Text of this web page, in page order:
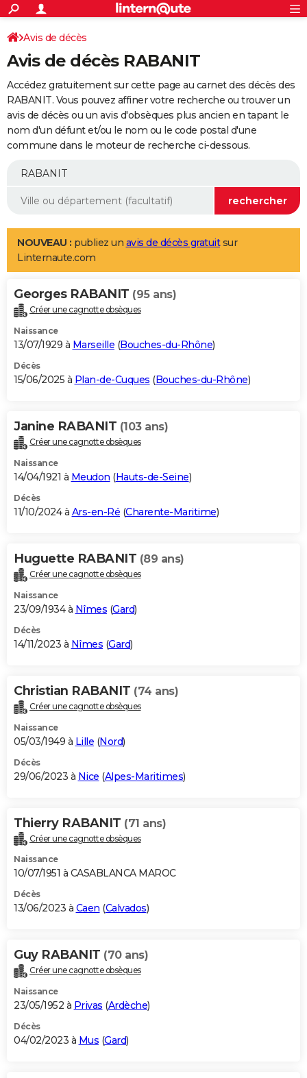
ACTUALITÉS
Politique
Société
Faits Divers
Education
Monde
Villes
+
SPORT
Coupe du monde 2026
Football
Tennis
Cyclisme
Rugby
Forum
Programme TV
TNT
Streaming
Cinéma
Sorties cinéma
Musique
+
FINANCE
Retraite
Epargne
Immobilier
Risques naturels par ville
Banque
Assurance
AUTO
Essais
Réserver un essai
Citadines
Berlines
SUV
Forum auto
+
Mobiles
Meilleur smartphone
Internet
Ordinateurs
Jeux vidéo
Guide high-tech
Aménagement intérieur
LIFESTYLE
Art de vivre
Bien-être
Loisirs
Mode
Modes de vie
Alimentation
Guide de la santé
Maladies
Médicaments
Sommeil
VOYAGE
Destinations
City break
Voyage nature
Voyage de noces
Forum
Climat
+PHOTO
GUIDES D'ACHAT
BONS PLANS
Carte de Noël
Carte Bonne année
Carte Saint-Valentin
Carte Pâques
Carte d'anniversaire
DICTIONNAIRE
Dictionnaire
Biographies
Citations
Expressions
Proverbes
PROGRAMME TV
S'inscrire
Se connecter
Lycées
Collèges
Primaires
Universités
Entreprises
Service militaire
Avis de recherche
AVIS DE DÉCÈS
Bricolage
Lifestyle
Culture
Sport
Auto
Television
Voyage
Cinema
Avis de décès
Avis de décès RABANIT
Accédez gratuitement sur cette page au carnet des décès des
RABANIT. Vous pouvez affiner votre recherche ou trouver un
avis de décès ou un avis d'obsèques plus ancien en tapant le
nom d'un défunt et/ou le nom ou le code postal d'une
commune dans le moteur de recherche ci-dessous.
NOUVEAU : publiez un avis de décès gratuitsur
Linternaute.com
Georges RABANIT (95 ans)
Créer une cagnotte obsèques
Naissance
13/07/1929 à Marseille (Bouches-du-Rhône)
Décès
15/06/2025 à Plan-de-Cuques (Bouches-du-Rhône)
Janine RABANIT (103 ans)
Créer une cagnotte obsèques
Naissance
14/04/1921 à Meudon (Hauts-de-Seine)
Décès
11/10/2024 à Ars-en-Ré (Charente-Maritime)
Huguette RABANIT (89 ans)
Créer une cagnotte obsèques
Naissance
23/09/1934 à Nîmes (Gard)
Décès
14/11/2023 à Nîmes (Gard)
Christian RABANIT (74 ans)
Créer une cagnotte obsèques
Naissance
05/03/1949 à Lille (Nord)
Décès
29/06/2023 à Nice (Alpes-Maritimes)
Thierry RABANIT (71 ans)
Créer une cagnotte obsèques
Naissance
10/07/1951 à CASABLANCA MAROC
Décès
13/06/2023 à Caen (Calvados)
Guy RABANIT (70 ans)
Créer une cagnotte obsèques
Naissance
23/05/1952 à Privas (Ardèche)
Décès
04/02/2023 à Mus (Gard)